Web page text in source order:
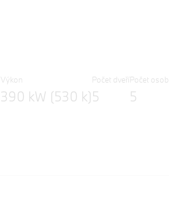
Výkon
390 kW (530 k)
Počet dveří
5
Počet osob
5